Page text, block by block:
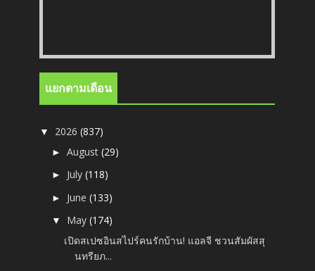
แยกตามเดือน
▼ 2026(837)
►August(29)
► July(118)
► June(133)
▼ May(174)
เปิดสเปซอินสไปร์คนรักบ้าน! แอลจี ชวนสัมผัสสุ
นทรียภ...